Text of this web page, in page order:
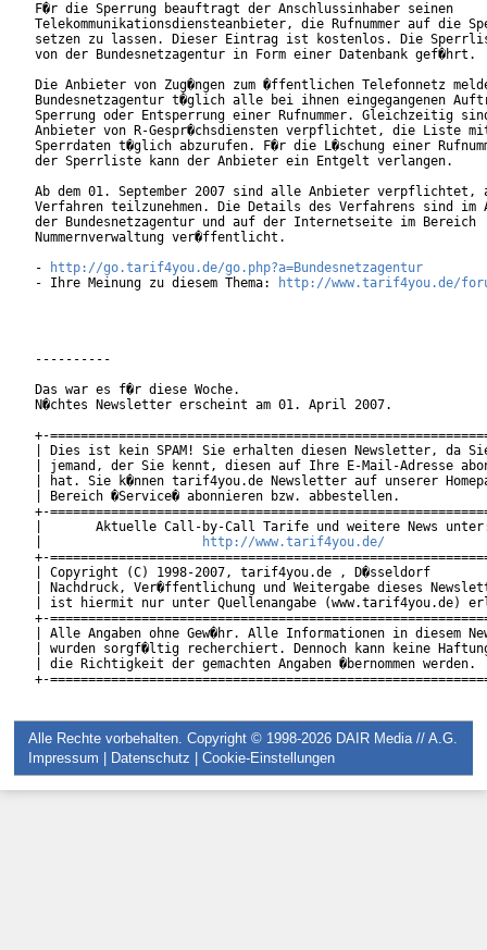
F�r die Sperrung beauftragt der Anschlussinhaber seinen
Telekommunikationsdiensteanbieter, die Rufnummer auf die
setzen zu lassen. Dieser Eintrag ist kostenlos. Die
von der Bundesnetzagentur in Form einer Datenbank
Die Anbieter von Zug�ngen zum �ffentlichen Telefonnetz
Bundesnetzagentur t�glich alle bei ihnen eingegangenen
Sperrung oder Entsperrung einer Rufnummer. Gleichzeitig
Anbieter von R-Gespr�chsdiensten verpflichtet, die Liste
Sperrdaten t�glich abzurufen. F�r die L�schung einer
der Sperrliste kann der Anbieter ein Entgelt verlangen.
Ab dem 01. September 2007 sind alle Anbieter verpflichtet,
Verfahren teilzunehmen. Die Details des Verfahrens sind im
der Bundesnetzagentur und auf der Internetseite im Bereich
Nummernverwaltung ver�ffentlicht.
-
http://go.tarif4you.de/go.php?a=Bundesnetzagentur
- Ihre Meinung zu diesem Thema:
http://www.tarif4you.de/
----------
Das war es f�r diese Woche.
N�chtes Newsletter erscheint am 01. April 2007.
+-
| Dies ist kein SPAM! Sie erhalten diesen Newsletter, da
| jemand, der Sie kennt, diesen auf Ihre E-Mail-Adresse
| hat. Sie k�nnen tarif4you.de Newsletter auf unserer
| Bereich �Service� abonnieren bzw. abbestellen.
+-
|       Aktuelle Call-by-Call Tarife und weitere News
http://www.tarif4you.de/
+-
| Copyright (C) 1998-2007, tarif4you.de , D�sseldorf
| Nachdruck, Ver�ffentlichung und Weitergabe dieses
| ist hiermit nur unter Quellenangabe (www.tarif4you.de)
+-
| Alle Angaben ohne Gew�hr. Alle Informationen in diesem
| wurden sorgf�ltig recherchiert. Dennoch kann keine
| die Richtigkeit der gemachten Angaben �bernommen
Alle Rechte vorbehalten. Copyright © 1998-2026 DAIR Media // A.G.
Impressum | Datenschutz | Cookie-Einstellungen